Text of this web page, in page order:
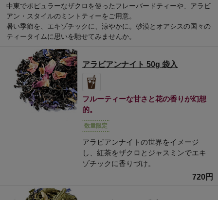
中東でポピュラーなザクロを使ったフレーバードティーや、アラビ
アン・スタイルのミントティーをご用意。
暑い季節を、エキゾチックに、涼やかに。砂漠とオアシスの国々の
ティータイムに思いを馳せてみませんか。
アラビアンナイト 50g 袋入
フルーティーな甘さと花の香りが幻想
的。
数量限定
アラビアンナイトの世界をイメージ
し、紅茶をザクロとジャスミンでエキ
ゾチックに香りづけ。
720円